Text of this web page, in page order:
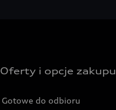
Oferty i opcje zakupu
Gotowe do odbioru